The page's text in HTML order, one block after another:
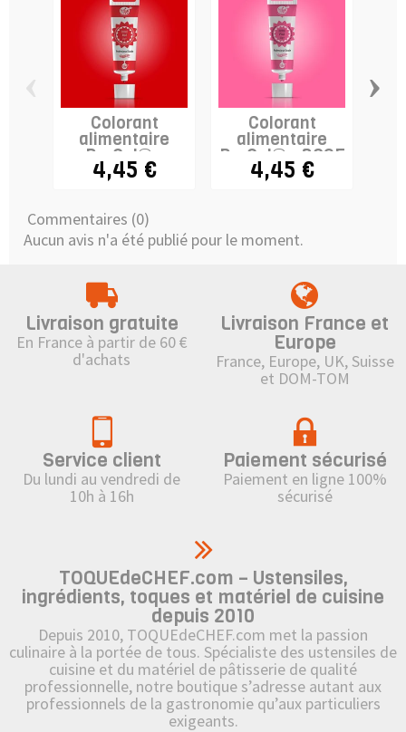
Colorant
alimentaire
ProGel® -
ROUGE
4,45 €
Colorant
alimentaire
ProGel® - ROSE
4,45 €
›
Commentaires (0)
Aucun avis n'a été publié pour le moment.
Livraison gratuite
En France à partir de 60 €
d'achats
Livraison France et
Europe
France, Europe, UK, Suisse
et DOM-TOM
Service client
Du lundi au vendredi de
10h à 16h
Paiement sécurisé
Paiement en ligne 100%
sécurisé
TOQUEdeCHEF.com – Ustensiles,
ingrédients, toques et matériel de cuisine
depuis 2010
Depuis 2010, TOQUEdeCHEF.com met la passion
culinaire à la portée de tous. Spécialiste des ustensiles de
cuisine et du matériel de pâtisserie de qualité
professionnelle, notre boutique s’adresse autant aux
professionnels de la gastronomie qu’aux particuliers
exigeants.